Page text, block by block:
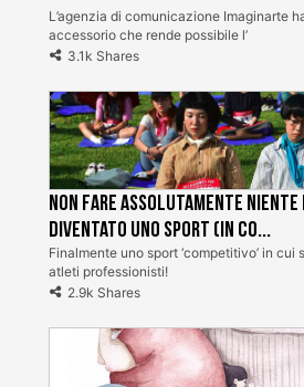
L’agenzia di comunicazione Imaginarte
accessorio che rende possibile l’
3.1k Shares
Non fare assolutamente
diventato uno sport (in Co...
Finalmente uno sport ‘competitivo’ in
atleti professionisti!
2.9k Shares